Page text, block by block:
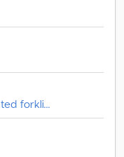
forkli...